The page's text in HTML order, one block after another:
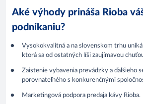
Aké výhody prináša Rioba
podnikaniu?
Vysokokvalitná a na slovenskom trhu
ktorá sa od ostatných líši zaujímavou
Zaistenie vybavenia prevádzky a ďalšieho
porovnateľného s konkurenčnými
Marketingová podpora predaja kávy Rioba.